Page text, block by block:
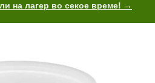
на лагер во секое време! →